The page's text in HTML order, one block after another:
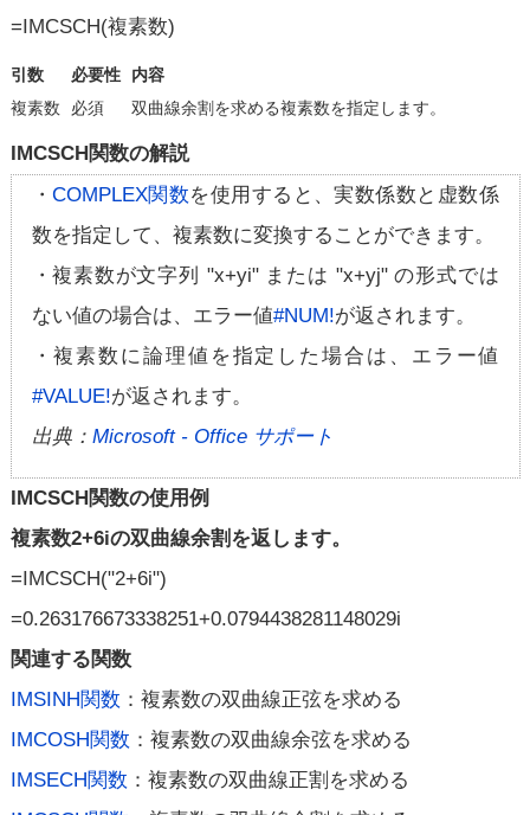
=IMCSCH(複素数)
引数 必要性
内容
複素数
必須 双曲線余割を求める複素数を指定します。
IMCSCH関数の解説
・ COMPLEX関数を使用すると、実数係数と虚数係
数を指定して、複素数に変換することができます。
・複素数が文字列 "x+yi" または "x+yj" の形式では
ない値の場合は、エラー値#NUM!が返されます。
・複素数に論理値を指定した場合は、エラー値
#VALUE!が返されます。
出典： Microsoft - Office サポート
IMCSCH関数の使用例
複素数2+6iの双曲線余割を返します。
=IMCSCH("2+6i")
=0.263176673338251+0.0794438281148029i
関連する関数
IMSINH関数 ：複素数の双曲線正弦を求める
IMCOSH関数 ：複素数の双曲線余弦を求める
IMSECH関数 ：複素数の双曲線正割を求める